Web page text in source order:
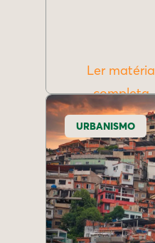
Ler matéria
completa
URBANISMO